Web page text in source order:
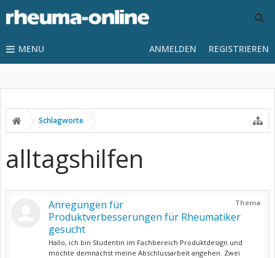
MENU ANMELDEN REGISTRIEREN
Schlagworte
alltagshilfen
Thema
Anregungen für
Produktverbesserungen für Rheumatiker
gesucht
Hallo, ich bin Studentin im Fachbereich Produktdesign und
möchte demnächst meine Abschlussarbeit angehen. Zwei